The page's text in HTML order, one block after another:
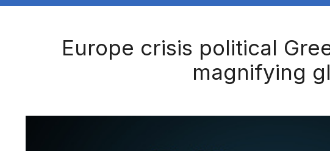
Europe crisis political
magnifying